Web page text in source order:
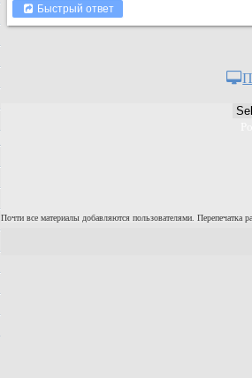
Быстрый ответ
Почти все материалы добавляются пользователями. Перепечатка